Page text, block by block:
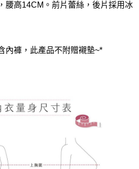
腰高14CM。前片蕾絲，後片採用冰
內褲，此產品不附贈襯墊~*